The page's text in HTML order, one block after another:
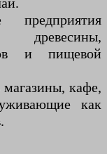
предприятия
древесины,
и пищевой
магазины, кафе,
как